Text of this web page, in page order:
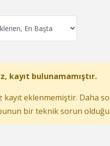
kayıt bulunamamıştır.
kayıt eklenmemiştir. Daha
bir teknik sorun